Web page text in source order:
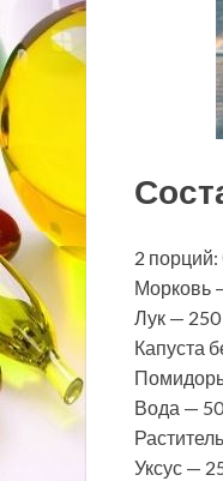
2
Морковь
Лук — 250
Капуста
Вода —
Уксус —